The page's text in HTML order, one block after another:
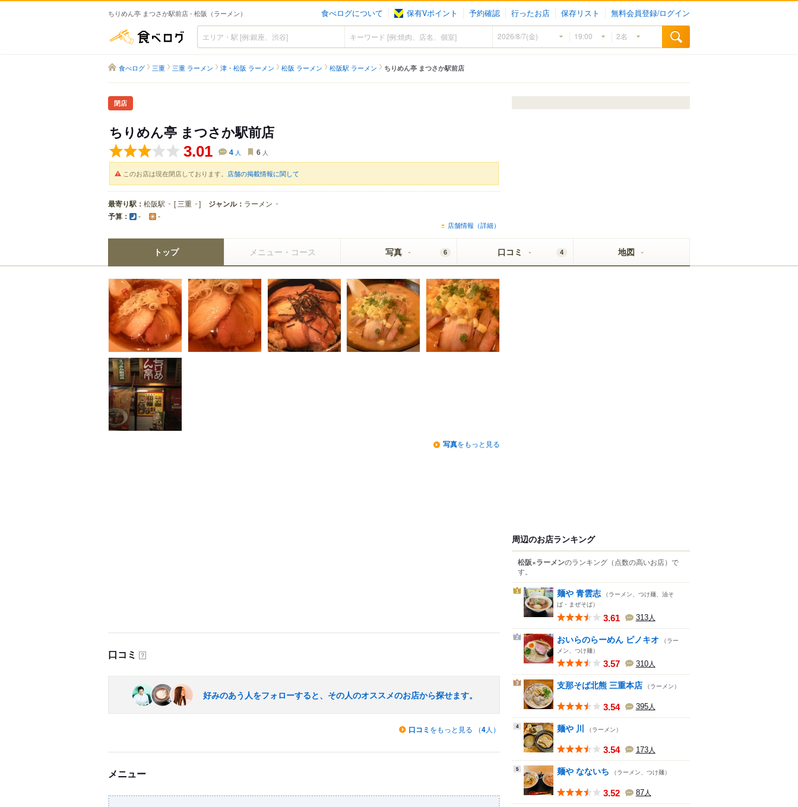
ちりめん亭 まつさか駅前店 - 松阪（ラーメン） 食べログについて 保有Vポイント 予約確認 行ったお店 保存リスト 無料会員登録/ログイン
食べログ
食べログ 三重 三重 ラーメン 津・松阪 ラーメン 松阪 ラーメン 松阪駅 ラーメン ちりめん亭 まつさか駅前店
閉店
ちりめん亭 まつさか駅前店
3.01 4 人 6 人
このお店は現在閉店しております。 店舗の掲載情報に関して
最寄り駅： 松阪駅 [ 三重 ] ジャンル： ラーメン
予算： - -
店舗情報（詳細）
トップ メニュー・コース 写真 6 口コミ 4 地図
写真をもっと見る
口コミ ？
好みのあう人をフォローすると、その人のオススメのお店から探せます。
口コミ をもっと見る （4人）
メニュー
周辺のお店ランキング
松阪×ラーメンのランキング （点数の高いお店） で
す。
1 麺や 青雲志 （ラーメン、つけ麺、油そ
ば・まぜそば）
3.61 313人
2 おいらのらーめん ピノキオ
（ラー
メン、つけ麺）
3.57 310人
3 支那そば北熊 三重本店 （ラーメン）
3.54 395人
4 麺や 川 （ラーメン）
3.54 173人
5 麺や なないち （ラーメン、つけ麺）
3.52 87人